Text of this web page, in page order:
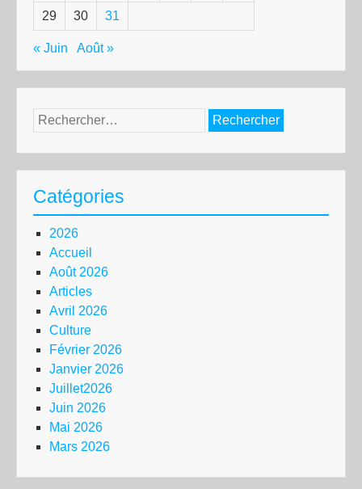
29 30 31
« Juin Août »
Rechercher :
Catégories
2026
Accueil
Août 2026
Articles
Avril 2026
Culture
Février 2026
Janvier 2026
Juillet2026
Juin 2026
Mai 2026
Mars 2026